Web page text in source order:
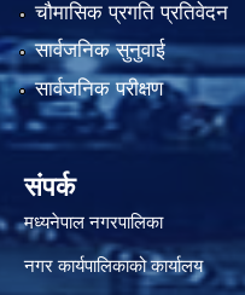
चौमासिक प्रगति प्रतिवेदन
सार्वजनिक सुनुवाई
सार्वजनिक परीक्षण
संपर्क
मध्यनेपाल नगरपालिका
नगर कार्यपालिकाको कार्यालय